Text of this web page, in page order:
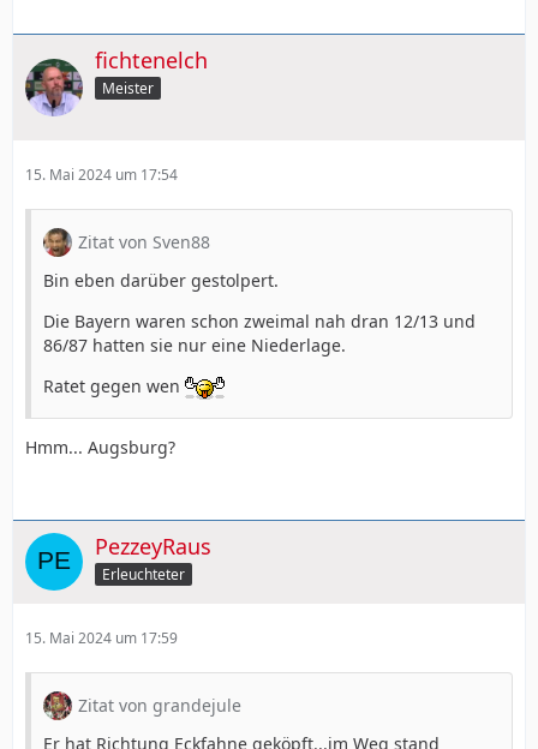
fichtenelch
Meister
15. Mai 2024 um 17:54
Zitat von Sven88
Bin eben darüber gestolpert.
Die Bayern waren schon zweimal nah dran 12/13 und
86/87 hatten sie nur eine Niederlage.
Ratet gegen wen
Hmm... Augsburg?
PezzeyRaus
Erleuchteter
15. Mai 2024 um 17:59
Zitat von grandejule
Er hat Richtung Eckfahne geköpft...im Weg stand